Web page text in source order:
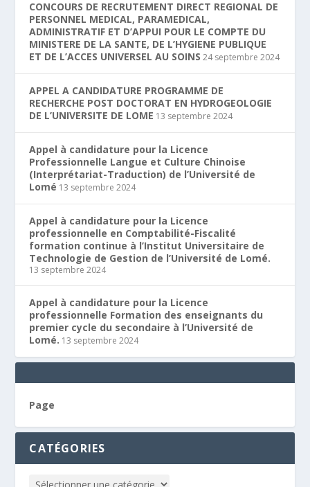
CONCOURS DE RECRUTEMENT DIRECT REGIONAL DE
PERSONNEL MEDICAL, PARAMEDICAL,
ADMINISTRATIF ET D’APPUI POUR LE COMPTE DU
MINISTERE DE LA SANTE, DE L’HYGIENE PUBLIQUE
ET DE L’ACCES UNIVERSEL AU SOINS 24 septembre 2024
APPEL A CANDIDATURE PROGRAMME DE
RECHERCHE POST DOCTORAT EN HYDROGEOLOGIE
DE L’UNIVERSITE DE LOME 13 septembre 2024
Appel à candidature pour la Licence
Professionnelle Langue et Culture Chinoise
(Interprétariat-Traduction) de l’Université de
Lomé 13 septembre 2024
Appel à candidature pour la Licence
professionnelle en Comptabilité-Fiscalité
formation continue à l’Institut Universitaire de
Technologie de Gestion de l’Université de Lomé.
13 septembre 2024
Appel à candidature pour la Licence
professionnelle Formation des enseignants du
premier cycle du secondaire à l’Université de
Lomé. 13 septembre 2024
Page
CATÉGORIES